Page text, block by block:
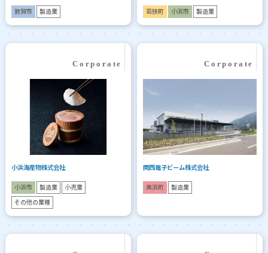
敦賀市 製造業 若狭町 小浜市 製造業
小浜海産物株式会社
小浜市 製造業 小売業
その他の業種
関西電子ビーム株式会社
美浜町 製造業